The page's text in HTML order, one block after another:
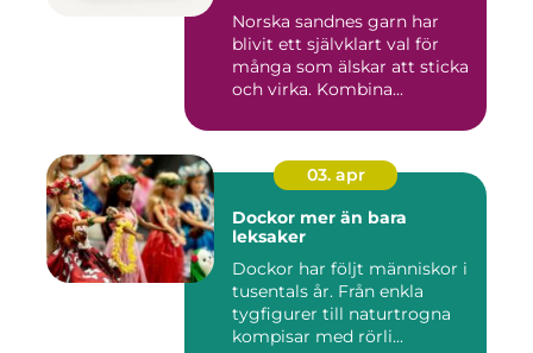
Norska sandnes garn har
blivit ett självklart val för
många som älskar att sticka
och virka. Kombina...
03. apr
Dockor mer än bara
leksaker
Dockor har följt människor i
tusentals år. Från enkla
tygfigurer till naturtrogna
kompisar med rörli...